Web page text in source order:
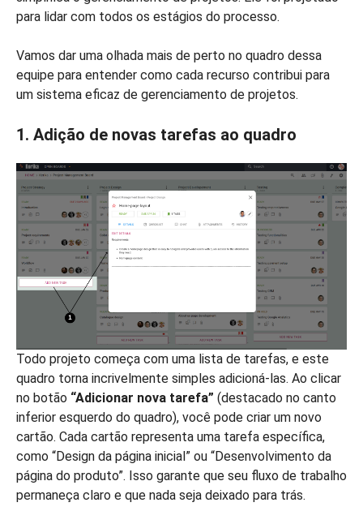
para lidar com todos os estágios do processo.
Vamos dar uma olhada mais de perto no quadro dessa
equipe para entender como cada recurso contribui para
um sistema eficaz de gerenciamento de projetos.
1. Adição de novas tarefas ao quadro
Todo projeto começa com uma lista de tarefas, e este
quadro torna incrivelmente simples adicioná-las. Ao clicar
no botão “Adicionar nova tarefa” (destacado no canto
inferior esquerdo do quadro), você pode criar um novo
cartão. Cada cartão representa uma tarefa específica,
como “Design da página inicial” ou “Desenvolvimento da
página do produto”. Isso garante que seu fluxo de trabalho
permaneça claro e que nada seja deixado para trás.